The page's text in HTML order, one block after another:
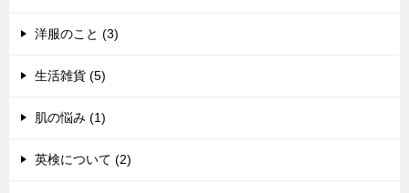
洋服のこと (3)
生活雑貨 (5)
肌の悩み (1)
英検について (2)